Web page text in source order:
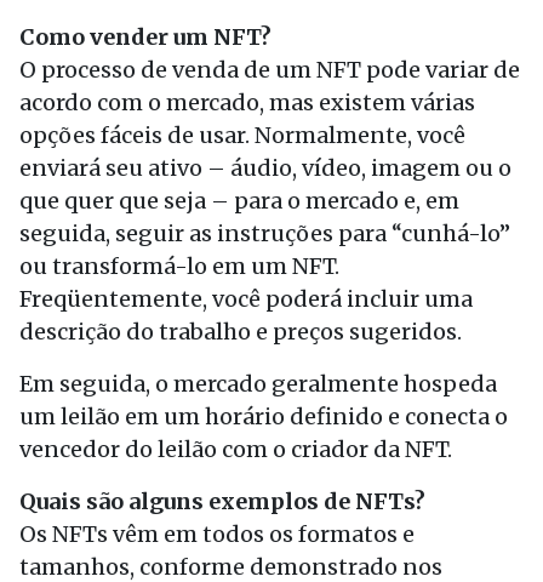
Como vender um NFT?
O processo de venda de um NFT pode variar de
acordo com o mercado, mas existem várias
opções fáceis de usar. Normalmente, você
enviará seu ativo – áudio, vídeo, imagem ou o
que quer que seja – para o mercado e, em
seguida, seguir as instruções para “cunhá-lo”
ou transformá-lo em um NFT.
Freqüentemente, você poderá incluir uma
descrição do trabalho e preços sugeridos.
Em seguida, o mercado geralmente hospeda
um leilão em um horário definido e conecta o
vencedor do leilão com o criador da NFT.
Quais são alguns exemplos de NFTs?
Os NFTs vêm em todos os formatos e
tamanhos, conforme demonstrado nos